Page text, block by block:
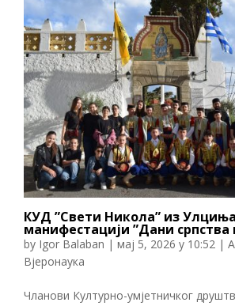
КУД ”Свети Никола” из
манифестацији ”Дани српства
by Igor Balaban | мај 5, 2026 у 10:52 |
Вјеронаука
Чланови Културно-умјетничког